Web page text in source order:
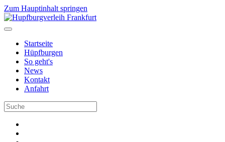
Zum Hauptinhalt springen
Startseite
Hüpfburgen
So geht's
News
Kontakt
Anfahrt